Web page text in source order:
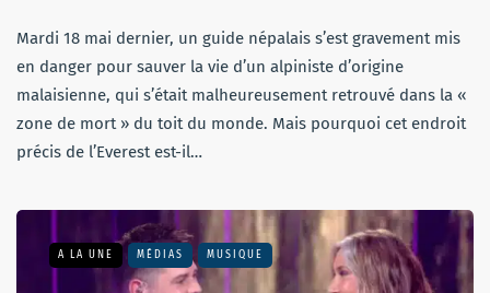
Mardi 18 mai dernier, un guide népalais s’est gravement mis
en danger pour sauver la vie d’un alpiniste d’origine
malaisienne, qui s’était malheureusement retrouvé dans la «
zone de mort » du toit du monde. Mais pourquoi cet endroit
précis de l’Everest est-il…
A LA UNE MÉDIAS MUSIQUE